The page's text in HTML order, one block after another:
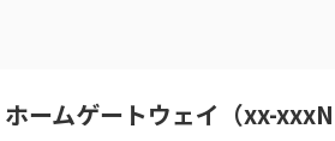
ームゲートウェイ（xx-